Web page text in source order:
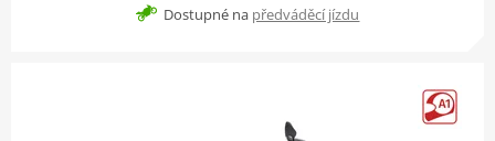
Dostupné na předváděcí jízdu